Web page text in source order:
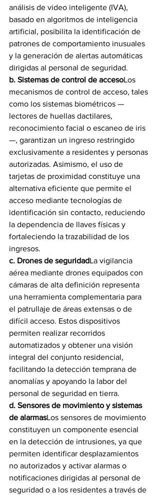
análisis de video inteligente (IVA),
basado en algoritmos de inteligencia
artificial, posibilita la identificación de
patrones de comportamiento inusuales
y la generación de alertas automáticas
dirigidas al personal de seguridad.
b. Sistemas de control de accesoLos
mecanismos de control de acceso, tales
como los sistemas biométricos —
lectores de huellas dactilares,
reconocimiento facial o escaneo de iris
—, garantizan un ingreso restringido
exclusivamente a residentes y personas
autorizadas. Asimismo, el uso de
tarjetas de proximidad constituye una
alternativa eficiente que permite el
acceso mediante tecnologías de
identificación sin contacto, reduciendo
la dependencia de llaves físicas y
fortaleciendo la trazabilidad de los
ingresos.
c. Drones de seguridadLa vigilancia
aérea mediante drones equipados con
cámaras de alta definición representa
una herramienta complementaria para
el patrullaje de áreas extensas o de
difícil acceso. Estos dispositivos
permiten realizar recorridos
automatizados y obtener una visión
integral del conjunto residencial,
facilitando la detección temprana de
anomalías y apoyando la labor del
personal de seguridad en tierra.
d. Sensores de movimiento y sistemas
de alarmasLos sensores de movimiento
constituyen un componente esencial
en la detección de intrusiones, ya que
permiten identificar desplazamientos
no autorizados y activar alarmas o
notificaciones dirigidas al personal de
seguridad o a los residentes a través de